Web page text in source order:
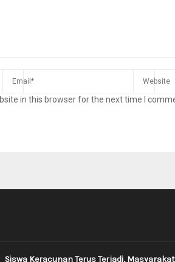
in this browser for the next time I
Siswa Keracunan Terus Terjadi, Masyarakat